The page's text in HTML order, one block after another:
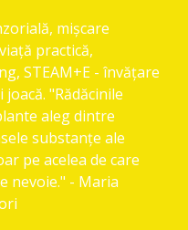
mișcare
practică,
STEAM+E - învățare
joacă. "Rădăcinile
aleg dintre
substanțe ale
pe acelea de care
nevoie." - Maria